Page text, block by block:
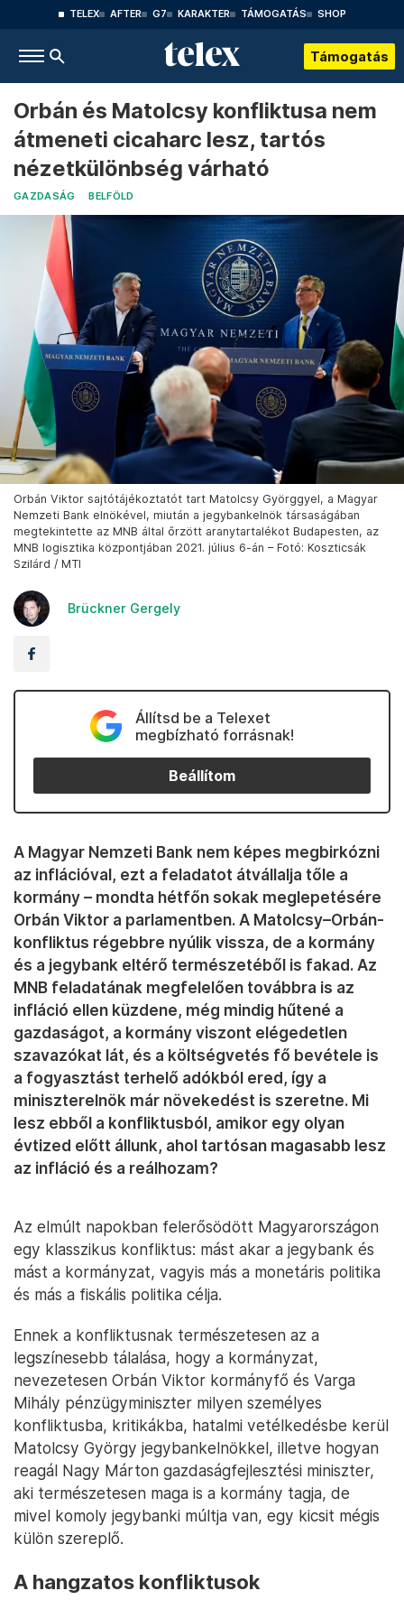
TELEX AFTER G7 KARAKTER TÁMOGATÁS SHOP
Támogatás
Orbán és Matolcsy konfliktusa nem
átmeneti cicaharc lesz, tartós
nézetkülönbség várható
GAZDASÁG BELFÖLD
Orbán Viktor sajtótájékoztatót tart Matolcsy Györggyel, a Magyar
Nemzeti Bank elnökével, miután a jegybankelnök társaságában
megtekintette az MNB által őrzött aranytartalékot Budapesten, az
MNB logisztika központjában 2021. július 6-án – Fotó: Koszticsák
Szilárd / MTI
Brückner Gergely
Állítsd be a Telexet
megbízható forrásnak!
Beállítom
A Magyar Nemzeti Bank nem képes megbirkózni
az inflációval, ezt a feladatot átvállalja tőle a
kormány – mondta hétfőn sokak meglepetésére
Orbán Viktor a parlamentben. A Matolcsy–Orbán-
konfliktus régebbre nyúlik vissza, de a kormány
és a jegybank eltérő természetéből is fakad. Az
MNB feladatának megfelelően továbbra is az
infláció ellen küzdene, még mindig hűtené a
gazdaságot, a kormány viszont elégedetlen
szavazókat lát, és a költségvetés fő bevétele is
a fogyasztást terhelő adókból ered, így a
miniszterelnök már növekedést is szeretne. Mi
lesz ebből a konfliktusból, amikor egy olyan
évtized előtt állunk, ahol tartósan magasabb lesz
az infláció és a reálhozam?
Az elmúlt napokban felerősödött Magyarországon
egy klasszikus konfliktus: mást akar a jegybank és
mást a kormányzat, vagyis más a monetáris politika
és más a fiskális politika célja.
Ennek a konfliktusnak természetesen az a
legszínesebb tálalása, hogy a kormányzat,
nevezetesen Orbán Viktor kormányfő és Varga
Mihály pénzügyminiszter milyen személyes
konfliktusba, kritikákba, hatalmi vetélkedésbe kerül
Matolcsy György jegybankelnökkel, illetve hogyan
reagál Nagy Márton gazdaságfejlesztési miniszter,
aki természetesen maga is a kormány tagja, de
mivel komoly jegybanki múltja van, egy kicsit mégis
külön szereplő.
A hangzatos konfliktusok